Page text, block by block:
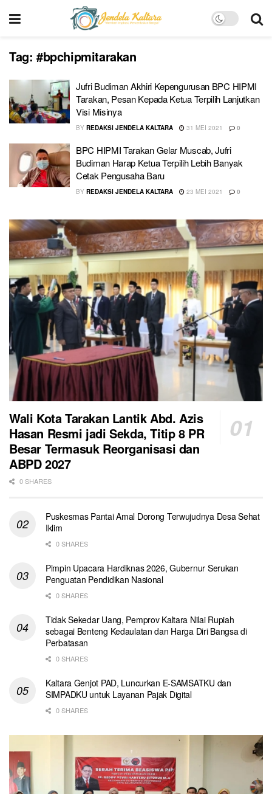
Tag: #bpchipmitarakan
Jufri Budiman Akhiri Kepengurusan BPC HIPMI
Tarakan, Pesan Kepada Ketua Terpilih Lanjutkan
Visi Misinya
BY REDAKSI JENDELA KALTARA 31 MEI 2021 0
BPC HIPMI Tarakan Gelar Muscab, Jufri
Budiman Harap Ketua Terpilih Lebih Banyak
Cetak Pengusaha Baru
BY REDAKSI JENDELA KALTARA 23 MEI 2021 0
Wali Kota Tarakan Lantik Abd. Azis
Hasan Resmi jadi Sekda, Titip 8 PR
Besar Termasuk Reorganisasi dan
ABPD 2027
0 SHARES
Puskesmas Pantai Amal Dorong Terwujudnya Desa Sehat
Iklim
0 SHARES
Pimpin Upacara Hardiknas 2026, Gubernur Serukan
Penguatan Pendidikan Nasional
0 SHARES
Tidak Sekedar Uang, Pemprov Kaltara Nilai Rupiah
sebagai Benteng Kedaulatan dan Harga Diri Bangsa di
Perbatasan
0 SHARES
Kaltara Genjot PAD, Luncurkan E-SAMSATKU dan
SIMPADKU untuk Layanan Pajak Digital
0 SHARES